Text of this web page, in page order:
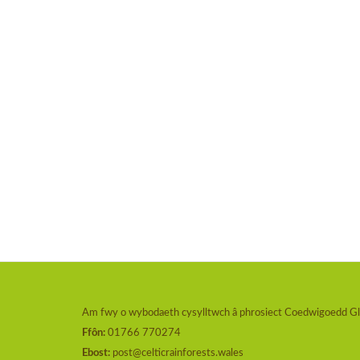
Am fwy o wybodaeth cysylltwch â phrosiect Coedwigoedd
Ffôn: 01766 770274
Ebost: post@celticrainforests.wales